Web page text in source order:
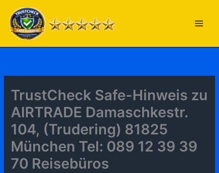
Inhalt
springen
TrustCheck Safe-Hinweis zu
AIRTRADE Damaschkestr.
104, (Trudering) 81825
München Tel: 089 12 39 39
70 Reisebüros